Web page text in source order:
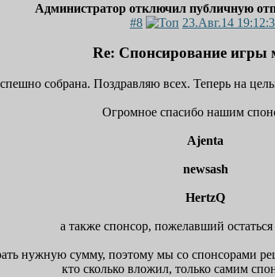
Администратор отключил публичную
#8
23.Авг.14
Re: Спонсирование игры
собрана. Поздравляю всех. Теперь на
Огромное спасибо нашим
Ajenta
newsash
HertzQ
а также спонсор, пожелавший
нужную сумму, поэтому мы со спонсорами
кто сколько вложил, только самим